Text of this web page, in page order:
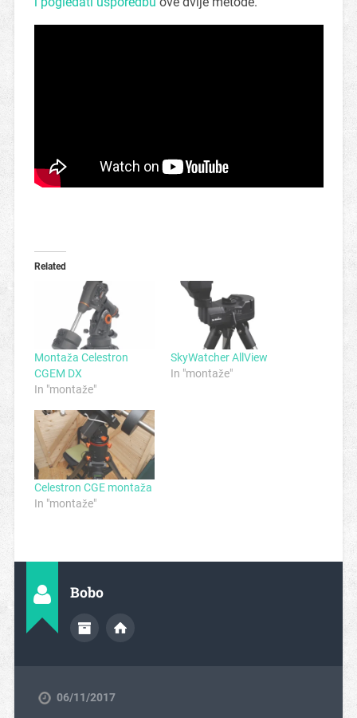
Related
Montaža Celestron
CGEM DX
In "montaže"
SkyWatcher AllView
In "montaže"
Celestron CGE montaža
In "montaže"
Bobo
06/11/2017